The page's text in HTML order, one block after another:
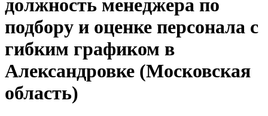
должность менеджера по
подбору и оценке персонала с
гибким графиком в
Александровке (Московская
область)